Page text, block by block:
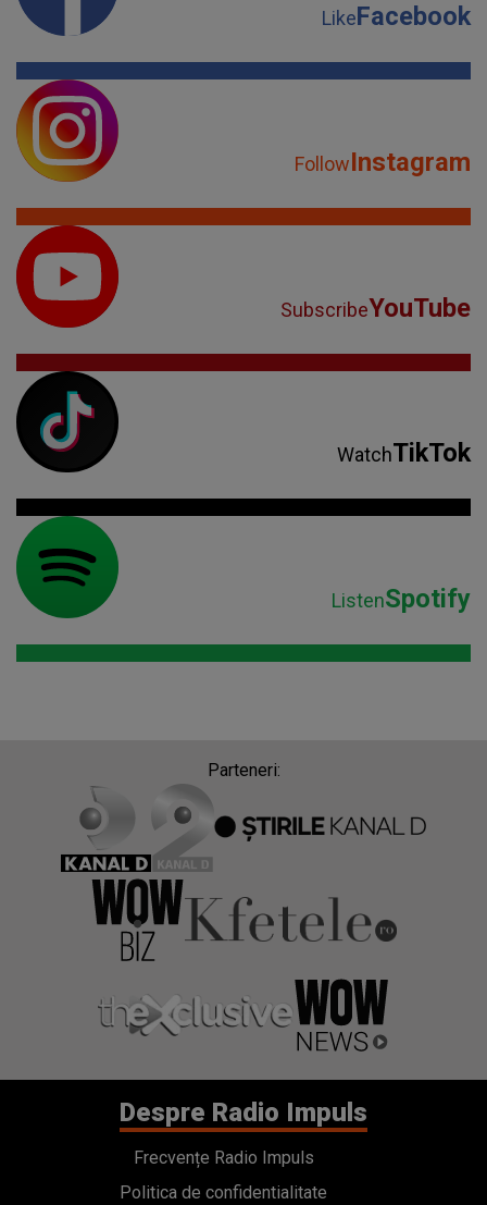
LikeFacebook
FollowInstagram
SubscribeYouTube
WatchTikTok
ListenSpotify
Parteneri:
Despre Radio Impuls
Frecvențe Radio Impuls
Politica de confidentialitate